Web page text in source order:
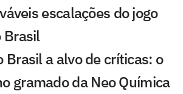
escalações do jogo
Brasil
Brasil a alvo de críticas: o
gramado da Neo Química